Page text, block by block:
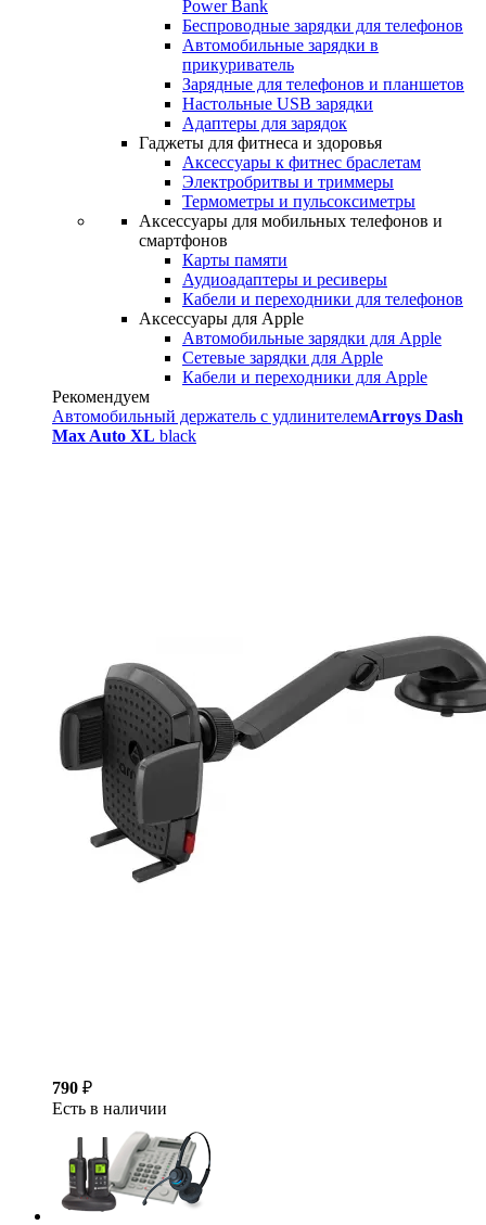
Power Bank
Беспроводные зарядки для телефонов
Автомобильные зарядки в
прикуриватель
Зарядные для телефонов и планшетов
Настольные USB зарядки
Адаптеры для зарядок
Гаджеты для фитнеса и здоровья
Аксессуары к фитнес браслетам
Электробритвы и триммеры
Термометры и пульсоксиметры
Аксессуары для мобильных телефонов и
смартфонов
Карты памяти
Аудиоадаптеры и ресиверы
Кабели и переходники для телефонов
Аксессуары для Apple
Автомобильные зарядки для Apple
Сетевые зарядки для Apple
Кабели и переходники для Apple
Рекомендуем
Автомобильный держатель с удлинителемArroys Dash
Max Auto XL black
790 ₽
Есть в наличии